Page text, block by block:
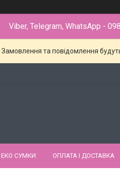
Viber, Telegram, WhatsApp -
Замовлення та повідомлення
ЕКО СУМКИ ОПЛАТА І ДОСТАВКА